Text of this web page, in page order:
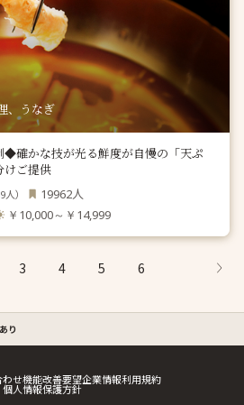
、うなぎ
◆確かな技が光る鮮度が自慢の「天ぷ
けご提供
人） 19962人
￥10,000～￥14,999
3 4 5 6
り
せ機能改善要望企業情報利用規約
個人情報保護方針